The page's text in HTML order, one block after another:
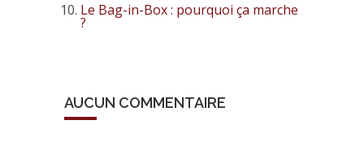
Le Bag-in-Box : pourquoi ça marche
?
AUCUN COMMENTAIRE